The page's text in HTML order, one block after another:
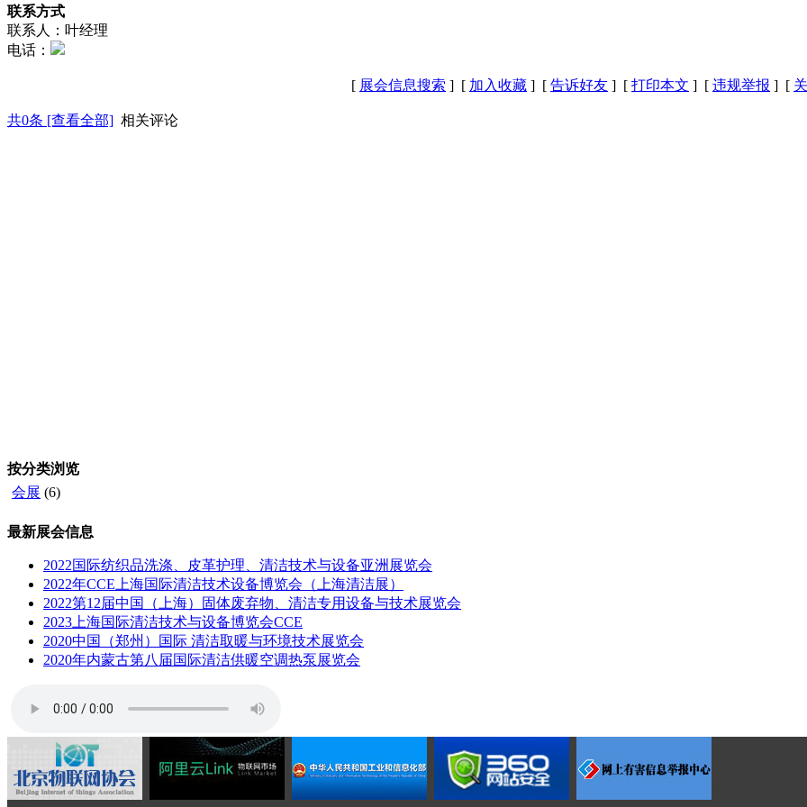
联系方式
联系人：叶经理
电话：
[ 展会信息搜索 ] [ 加入收藏 ] [ 告诉好友 ] [ 打印本文 ] [ 违规举报 ] [
共0条 [查看全部] 相关评论
按分类浏览
会展 (6)
最新展会信息
2022国际纺织品洗涤、皮革护理、清洁技术与设备亚洲展览会
2022年CCE上海国际清洁技术设备博览会（上海清洁展）
2022第12届中国（上海）固体废弃物、清洁专用设备与技术展览会
2023上海国际清洁技术与设备博览会CCE
2020中国（郑州）国际 清洁取暖与环境技术展览会
2020年内蒙古第八届国际清洁供暖空调热泵展览会